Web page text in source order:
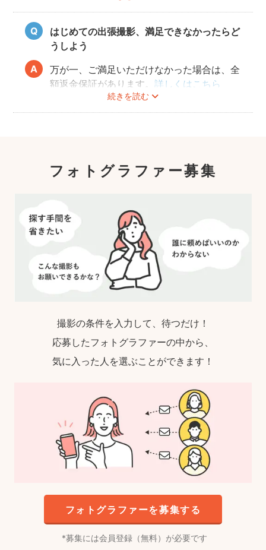
願いしております。
はじめての出張撮影、満足できなかったらど
うしよう
続きを読む
万が一、ご満足いただけなかった場合は、全
額返金保証があります。詳しくはこちら
フォトグラファー募集
撮影の条件を入力して、待つだけ！
応募したフォトグラファーの中から、
気に入った人を選ぶことができます！
フォトグラファーを募集する
募集には会員登録（無料）が必要です